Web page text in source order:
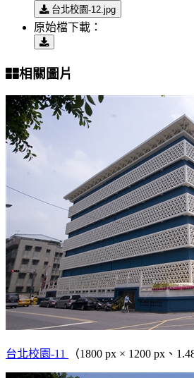
台北校園-12.jpg
原始檔下載：
相關圖片
台北校園-11 （1800 px × 1200 px、